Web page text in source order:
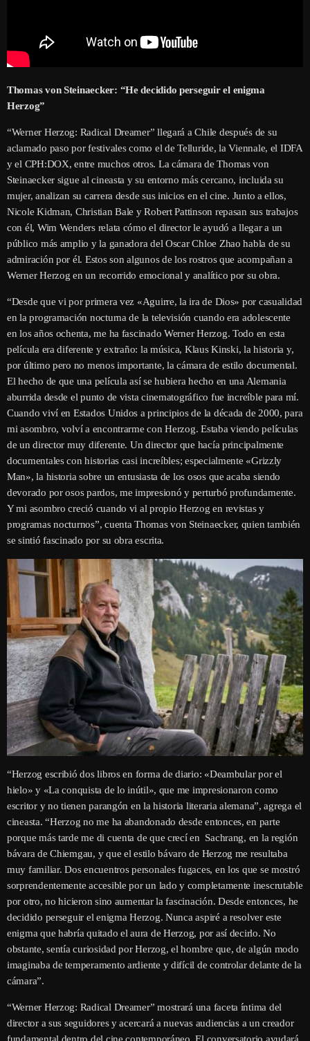
Thomas von Steinaecker: “He decidido perseguir el enigma
Herzog”
“Werner Herzog: Radical Dreamer” llegará a Chile después de su
aclamado paso por festivales como el de Telluride, la Viennale, el IDFA
y el CPH:DOX, entre muchos otros. La cámara de Thomas von
Steinaecker sigue al cineasta y su entorno más cercano, incluida su
mujer, analizan su carrera desde sus inicios en el cine. Junto a ellos,
Nicole Kidman, Christian Bale y Robert Pattinson repasan sus trabajos
con él, Wim Wenders relata cómo el director le ayudó a llegar a un
público más amplio y la ganadora del Oscar Chloe Zhao habla de su
admiración por él. Estos son algunos de los rostros que acompañan a
Werner Herzog en un recorrido emocional y analítico por su obra.
“Desde que vi por primera vez «Aguirre, la ira de Dios» por casualidad
en la programación nocturna de la televisión cuando era adolescente
en los años ochenta, me ha fascinado Werner Herzog. Todo en esta
película era diferente y extraño: la música, Klaus Kinski, la historia y,
por último pero no menos importante, la cámara de estilo documental.
El hecho de que una película así se hubiera hecho en una Alemania
aburrida desde el punto de vista cinematográfico fue increíble para mí.
Cuando viví en Estados Unidos a principios de la década de 2000, para
mi asombro, volví a encontrarme con Herzog. Estaba viendo películas
de un director muy diferente. Un director que hacía principalmente
documentales con historias casi increíbles; especialmente «Grizzly
Man», la historia sobre un entusiasta de los osos que acaba siendo
devorado por osos pardos, me impresionó y perturbó profundamente.
Y mi asombro creció cuando vi al propio Herzog en revistas y
programas nocturnos”, cuenta Thomas von Steinaecker, quien también
se sintió fascinado por su obra escrita.
“Herzog escribió dos libros en forma de diario: «Deambular por el
hielo» y «La conquista de lo inútil», que me impresionaron como
escritor y no tienen parangón en la historia literaria alemana”, agrega el
cineasta. “Herzog no me ha abandonado desde entonces, en parte
porque más tarde me di cuenta de que crecí en Sachrang, en la región
bávara de Chiemgau, y que el estilo bávaro de Herzog me resultaba
muy familiar. Dos encuentros personales fugaces, en los que se mostró
sorprendentemente accesible por un lado y completamente inescrutable
por otro, no hicieron sino aumentar la fascinación. Desde entonces, he
decidido perseguir el enigma Herzog. Nunca aspiré a resolver este
enigma que habría quitado el aura de Herzog, por así decirlo. No
obstante, sentía curiosidad por Herzog, el hombre que, de algún modo
imaginaba de temperamento ardiente y difícil de controlar delante de la
cámara”.
“Werner Herzog: Radical Dreamer” mostrará una faceta íntima del
director a sus seguidores y acercará a nuevas audiencias a un creador